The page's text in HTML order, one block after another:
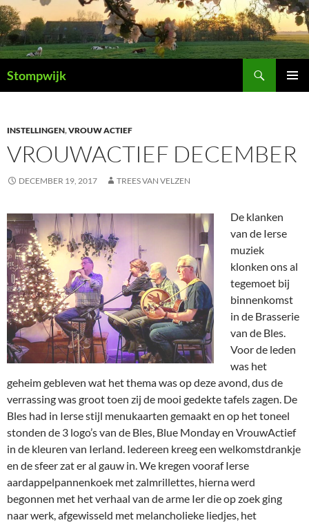
Ga
naar
de
inhoud
Stompwijk
INSTELLINGEN,VROUW ACTIEF
VROUWACTIEF DECEMBER
DECEMBER 19, 2017 TREES VAN VELZEN
De klanken
van de Ierse
muziek
klonken ons al
tegemoet bij
binnenkomst
in de Brasserie
van de Bles.
Voor de leden
was het
geheim gebleven wat het thema was op deze avond, dus de
verrassing was groot toen zij de mooi gedekte tafels zagen. De
Bles had in Ierse stijl menukaarten gemaakt en op het toneel
stonden de 3 logo’s van de Bles, Blue Monday en VrouwActief
in de kleuren van Ierland. Iedereen kreeg een welkomstdrankje
en de sfeer zat er al gauw in. We kregen vooraf Ierse
aardappelpannenkoek met zalmrillettes, hierna werd
begonnen met het verhaal van de arme Ier die op zoek ging
naar werk, afgewisseld met melancholieke liedjes, het